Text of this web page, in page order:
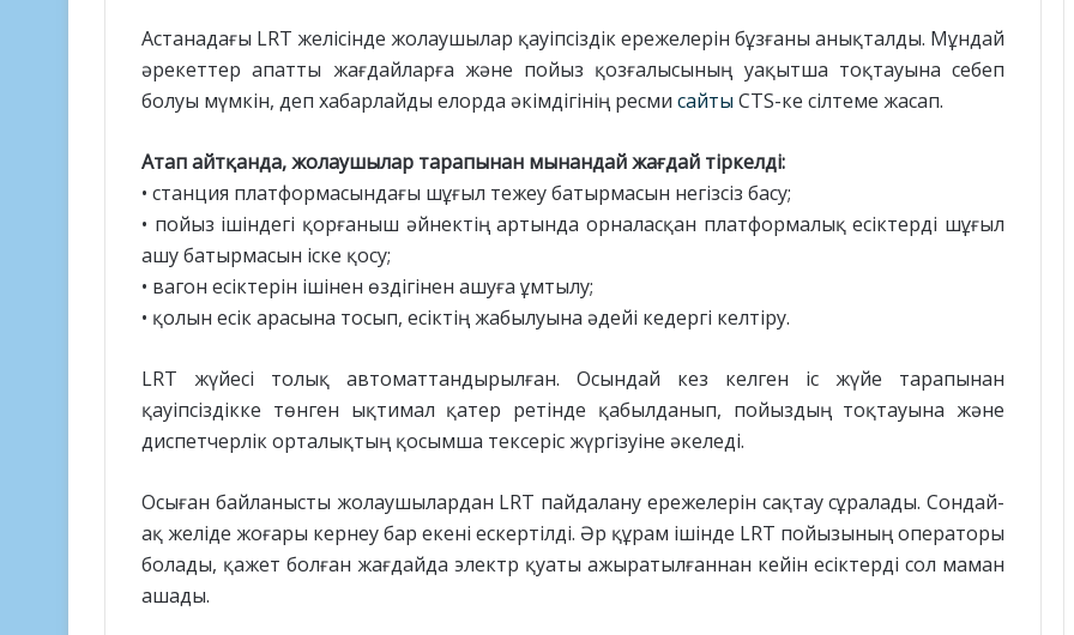
Астанадағы LRT желісінде жолаушылар қауіпсіздік ережелерін бұзғаны анықталды. Мұндай
әрекеттер апатты жағдайларға және пойыз қозғалысының уақытша тоқтауына себеп
болуы мүмкін, деп хабарлайды елорда әкімдігінің ресми сайты CTS-ке сілтеме жасап.
Атап айтқанда, жолаушылар тарапынан мынандай жағдай тіркелді:
• станция платформасындағы шұғыл тежеу батырмасын негізсіз басу;
• пойыз ішіндегі қорғаныш әйнектің артында орналасқан платформалық есіктерді шұғыл
ашу батырмасын іске қосу;
• вагон есіктерін ішінен өздігінен ашуға ұмтылу;
• қолын есік арасына тосып, есіктің жабылуына әдейі кедергі келтіру.
LRT жүйесі толық автоматтандырылған. Осындай кез келген іс жүйе тарапынан
қауіпсіздікке төнген ықтимал қатер ретінде қабылданып, пойыздың тоқтауына және
диспетчерлік орталықтың қосымша тексеріс жүргізуіне әкеледі.
Осыған байланысты жолаушылардан LRT пайдалану ережелерін сақтау сұралады. Сондай-
ақ желіде жоғары кернеу бар екені ескертілді. Әр құрам ішінде LRT пойызының операторы
болады, қажет болған жағдайда электр қуаты ажыратылғаннан кейін есіктерді сол маман
ашады.